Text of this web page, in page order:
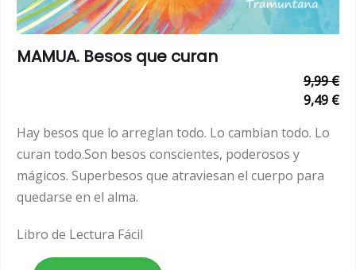
MAMUA. Besos que curan
9,99 €
9,49 €
Hay besos que lo arreglan todo. Lo cambian todo. Lo
curan todo.Son besos conscientes, poderosos y
mágicos. Superbesos que atraviesan el cuerpo para
quedarse en el alma.
Libro de Lectura Fácil